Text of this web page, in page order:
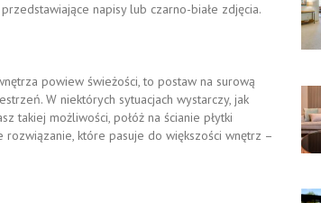
napisy lub czarno-białe zdjęcia.
powiew świeżości, to postaw na surową
W niektórych sytuacjach wystarczy, jak
takiej możliwości, połóż na ścianie płytki
które pasuje do większości wnętrz –